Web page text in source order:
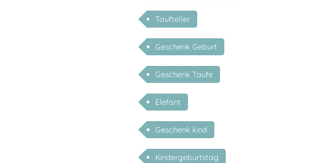
Taufteller
Geschenk Geburt
Geschenk Taufe
Elefant
Geschenk kind
Kindergeburtstag